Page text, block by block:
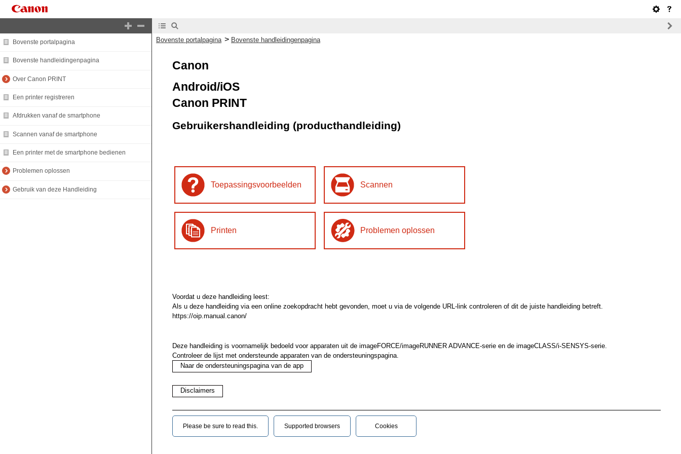
Bovenste portalpagina
Bovenste handleidingenpagina
Over Canon PRINT
Een printer registreren
Afdrukken vanaf de smartphone
Scannen vanaf de smartphone
Een printer met de smartphone bedienen
Problemen oplossen
Gebruik van deze Handleiding
Bovenste portalpagina > Bovenste handleidingenpagina
Canon
Android/iOS
Canon PRINT
Gebruikershandleiding (producthandleiding)
Toepassingsvoorbeelden Scannen
Printen Problemen oplossen
Voordat u deze handleiding leest:
Als u deze handleiding via een online zoekopdracht hebt gevonden, moet u via de volgende URL-link controleren of dit de juiste handleiding betreft.
https://oip.manual.canon/
Deze handleiding is voornamelijk bedoeld voor apparaten uit de imageFORCE/imageRUNNER ADVANCE-serie en de imageCLASS/i-SENSYS-serie.
Controleer de lijst met ondersteunde apparaten van de ondersteuningspagina.
Naar de ondersteuningspagina van de app
Disclaimers
Please be sure to read this.‎ Supported browsers Cookies